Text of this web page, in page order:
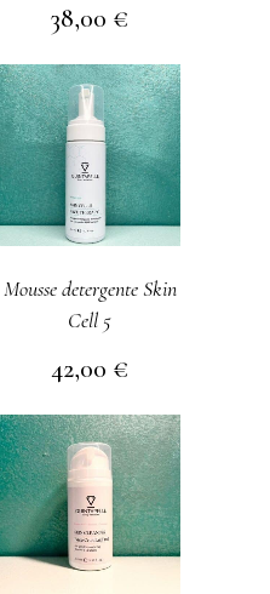
38,00 €
Mousse detergente Skin
Cell 5
42,00 €